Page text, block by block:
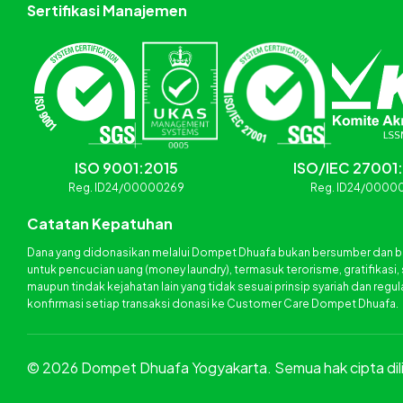
Sertifikasi Manajemen
ISO 9001:2015
Reg. ID24/00000269
ISO/IEC
Reg. ID24/
Catatan Kepatuhan
Dana yang didonasikan melalui Dompet Dhuafa bukan bersumber dan
untuk pencucian uang (money laundry), termasuk terorisme, gratifikasi,
maupun tindak kejahatan lain yang tidak sesuai prinsip syariah dan
konfirmasi setiap transaksi donasi ke Customer Care Dompet Dhuafa.
© 2026 Dompet Dhuafa Yogyakarta. Semua hak cipta